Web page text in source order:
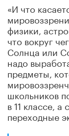
«И что
физики,
что вокруг
Солнца или
надо
предметы,
школьников
в 11 классе, а
переходные